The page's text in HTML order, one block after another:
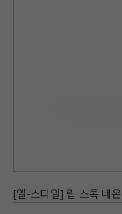
[엘-스타일] 립 스톡 네